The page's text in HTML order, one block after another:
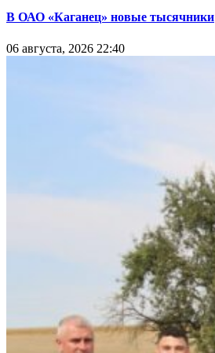
В ОАО «Каганец» новые тысячники
06 августа, 2026 22:40